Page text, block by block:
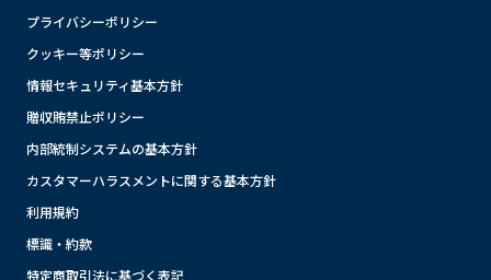
プライバシーポリシー
クッキー等ポリシー
情報セキュリティ基本方針
贈収賄禁止ポリシー
内部統制システムの基本方針
カスタマーハラスメントに関する基本方針
利用規約
標識・約款
特定商取引法に基づく表記